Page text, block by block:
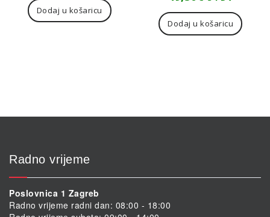
Dodaj u košaricu
Dodaj u košaricu
Radno vrijeme
Poslovnica 1 Zagreb
Radno vrijeme radni dan: 08:00 - 18:00